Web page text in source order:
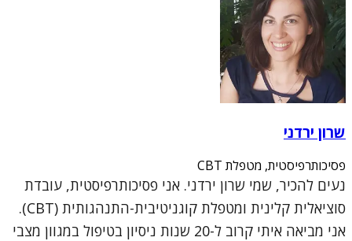
שרון ירדני
פסיכותרפיסטית, מטפלת CBT
נעים להכיר, שמי שרון ירדני. אני פסיכותרפיסטית, עובדת
סוציאלית קלינית ומטפלת קוגניטיבית-התנהגותית (CBT).
אני מביאה איתי קרוב ל-20 שנות ניסיון בטיפול במגוון מצבי